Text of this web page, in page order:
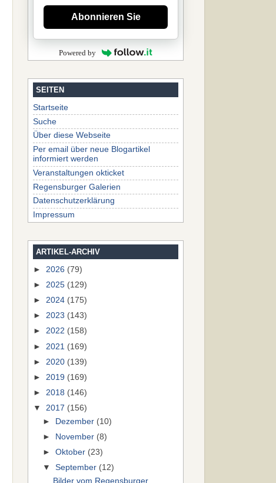
Abonnieren Sie
Powered by
SEITEN
Startseite
Suche
Über diese Webseite
Per email über neue Blogartikel
informiert werden
Veranstaltungen okticket
Regensburger Galerien
Datenschutzerklärung
Impressum
ARTIKEL-ARCHIV
► 2026 (79)
► 2025 (129)
► 2024 (175)
► 2023 (143)
► 2022 (158)
► 2021 (169)
► 2020 (139)
► 2019 (169)
► 2018 (146)
▼ 2017 (156)
►
Dezember (10)
►
November (8)
►Oktober (23)
▼September (12)
Bilder vom Regensburger